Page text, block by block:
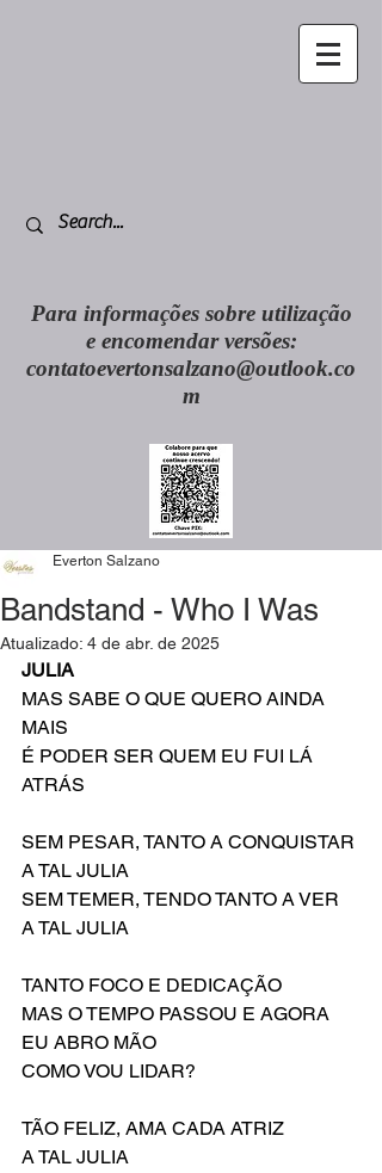
Para informações sobre utilização
e encomendar versões:
contatoevertonsalzano@outlook.co
m
Bandstand - Who I Was
Everton Salzano
Atualizado: 4 de abr. de 2025
JULIA
MAS SABE O QUE QUERO AINDA
MAIS
É PODER SER QUEM EU FUI LÁ
ATRÁS
SEM PESAR, TANTO A CONQUISTAR
A TAL JULIA
SEM TEMER, TENDO TANTO A VER
A TAL JULIA
TANTO FOCO E DEDICAÇÃO
MAS O TEMPO PASSOU E AGORA
EU ABRO MÃO
COMO VOU LIDAR?
TÃO FELIZ, AMA CADA ATRIZ
A TAL JULIA